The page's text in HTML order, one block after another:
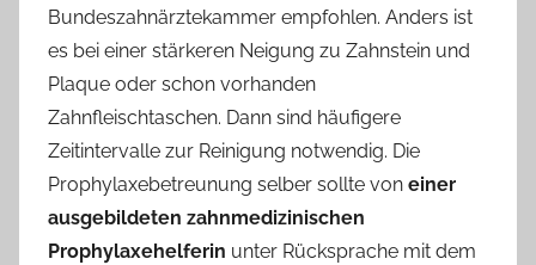
Bundeszahnärztekammer empfohlen. Anders ist
es bei einer stärkeren Neigung zu Zahnstein und
Plaque oder schon vorhanden
Zahnfleischtaschen. Dann sind häufigere
Zeitintervalle zur Reinigung notwendig. Die
Prophylaxebetreunung selber sollte von einer
ausgebildeten zahnmedizinischen
Prophylaxehelferin unter Rücksprache mit dem